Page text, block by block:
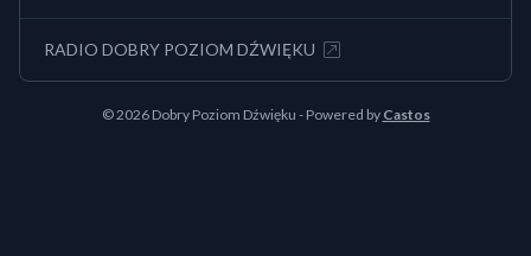
RADIO DOBRY POZIOM DŹWIĘKU
© 2026 Dobry Poziom Dźwięku - Powered by Castos